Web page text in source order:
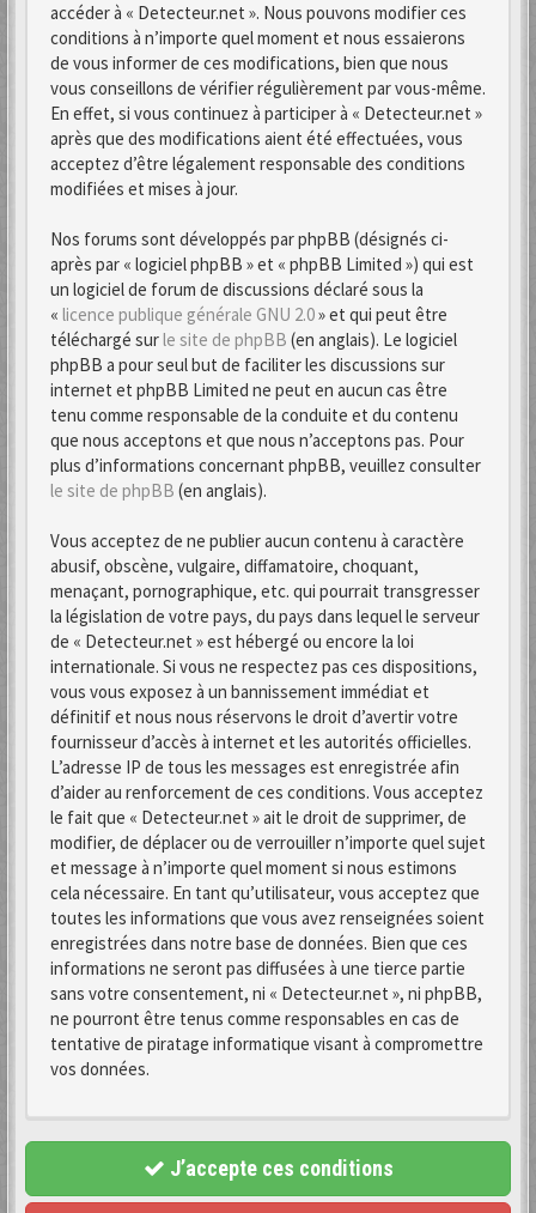
accéder à « Detecteur.net ». Nous pouvons modifier ces
conditions à n’importe quel moment et nous essaierons
de vous informer de ces modifications, bien que nous
vous conseillons de vérifier régulièrement par vous-même.
En effet, si vous continuez à participer à « Detecteur.net »
après que des modifications aient été effectuées, vous
acceptez d’être légalement responsable des conditions
modifiées et mises à jour.
Nos forums sont développés par phpBB (désignés ci-
après par « logiciel phpBB » et « phpBB Limited ») qui est
un logiciel de forum de discussions déclaré sous la
« licence publique générale GNU 2.0» et qui peut être
téléchargé surle site de phpBB (en anglais). Le logiciel
phpBB a pour seul but de faciliter les discussions sur
internet et phpBB Limited ne peut en aucun cas être
tenu comme responsable de la conduite et du contenu
que nous acceptons et que nous n’acceptons pas. Pour
plus d’informations concernant phpBB, veuillez consulter
le site de phpBB (en anglais).
Vous acceptez de ne publier aucun contenu à caractère
abusif, obscène, vulgaire, diffamatoire, choquant,
menaçant, pornographique, etc. qui pourrait transgresser
la législation de votre pays, du pays dans lequel le serveur
de « Detecteur.net » est hébergé ou encore la loi
internationale. Si vous ne respectez pas ces dispositions,
vous vous exposez à un bannissement immédiat et
définitif et nous nous réservons le droit d’avertir votre
fournisseur d’accès à internet et les autorités officielles.
L’adresse IP de tous les messages est enregistrée afin
d’aider au renforcement de ces conditions. Vous acceptez
le fait que « Detecteur.net » ait le droit de supprimer, de
modifier, de déplacer ou de verrouiller n’importe quel sujet
et message à n’importe quel moment si nous estimons
cela nécessaire. En tant qu’utilisateur, vous acceptez que
toutes les informations que vous avez renseignées soient
enregistrées dans notre base de données. Bien que ces
informations ne seront pas diffusées à une tierce partie
sans votre consentement, ni « Detecteur.net », ni phpBB,
ne pourront être tenus comme responsables en cas de
tentative de piratage informatique visant à compromettre
vos données.
J’accepte ces conditions